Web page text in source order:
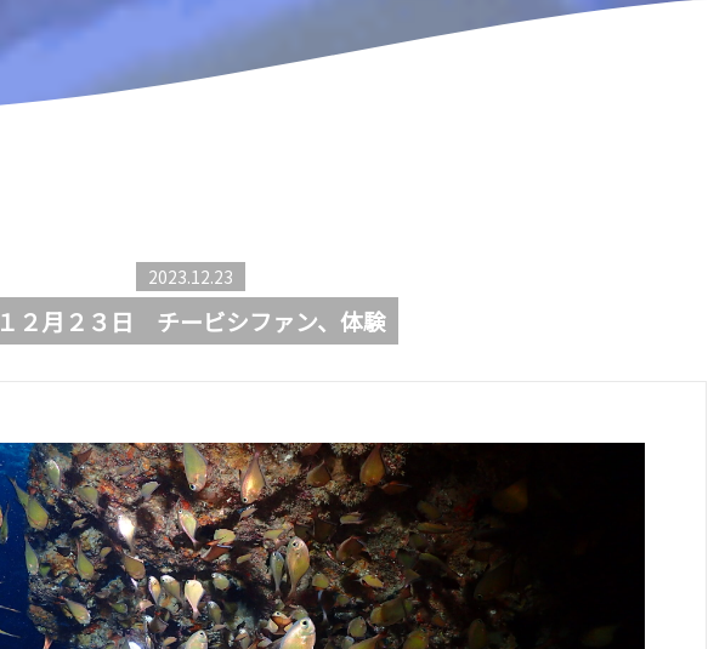
2023.12.23
１２月２３日 チービシファン、体験